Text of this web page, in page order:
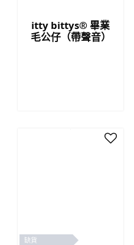
itty bittys® 畢業
毛公仔（帶聲音）
缺貨